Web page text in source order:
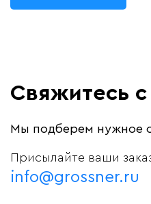
Свяжитесь
Мы подберем нужное
Присылайте ваши
info@grossner.ru